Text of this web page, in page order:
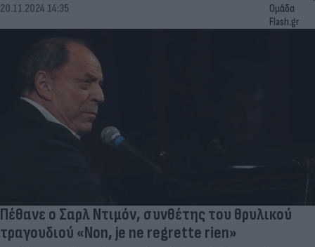
20.11.2024 14:35
Ομάδα
Flash.gr
Πέθανε ο Σαρλ Ντιμόν, συνθέτης του θρυλικού
τραγουδιού «Non, je ne regrette rien»